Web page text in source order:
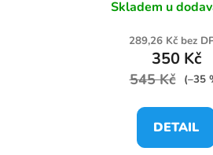
Skladem u
289,26 Kč bez
350 Kč
545 Kč (–35
DETAIL